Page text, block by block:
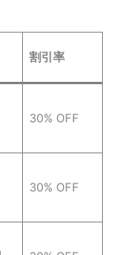
割引率
30% OFF
30% OFF